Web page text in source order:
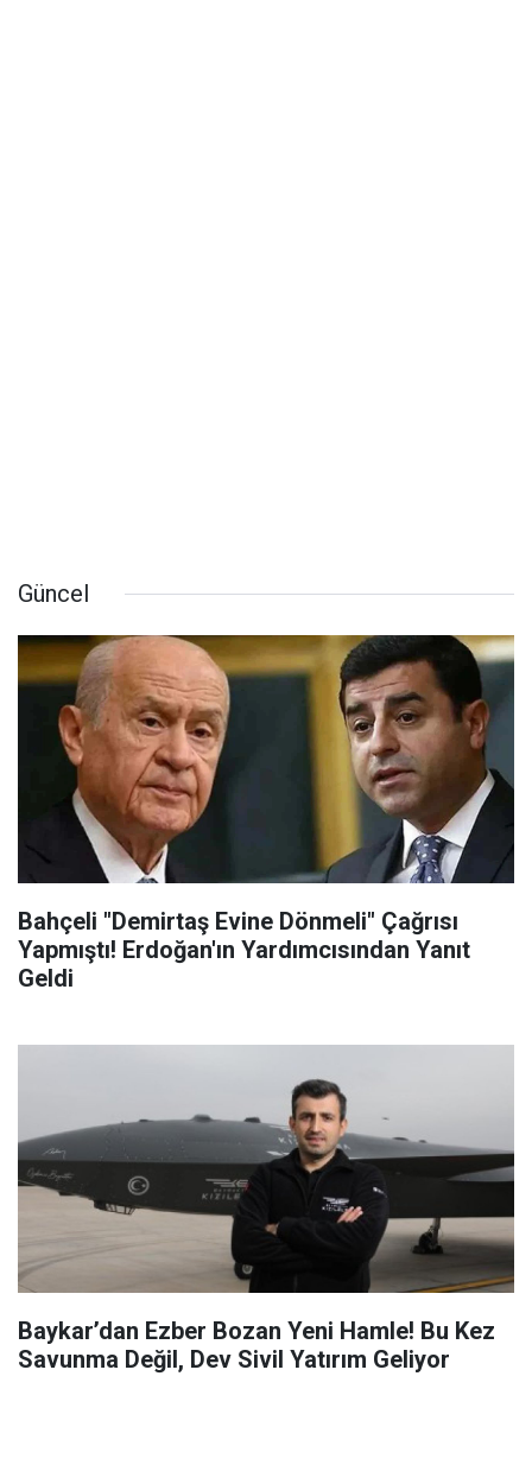
Güncel
Bahçeli "Demirtaş Evine Dönmeli" Çağrısı
Yapmıştı! Erdoğan'ın Yardımcısından Yanıt
Geldi
Baykar’dan Ezber Bozan Yeni Hamle! Bu Kez
Savunma Değil, Dev Sivil Yatırım Geliyor